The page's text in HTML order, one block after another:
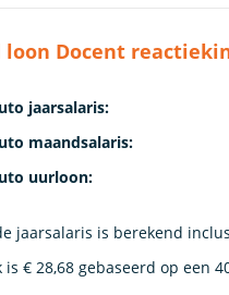
loon Docent
jaarsalaris:
maandsalaris:
uurloon:
jaarsalaris is berekend
€ 28,68 gebaseerd op een